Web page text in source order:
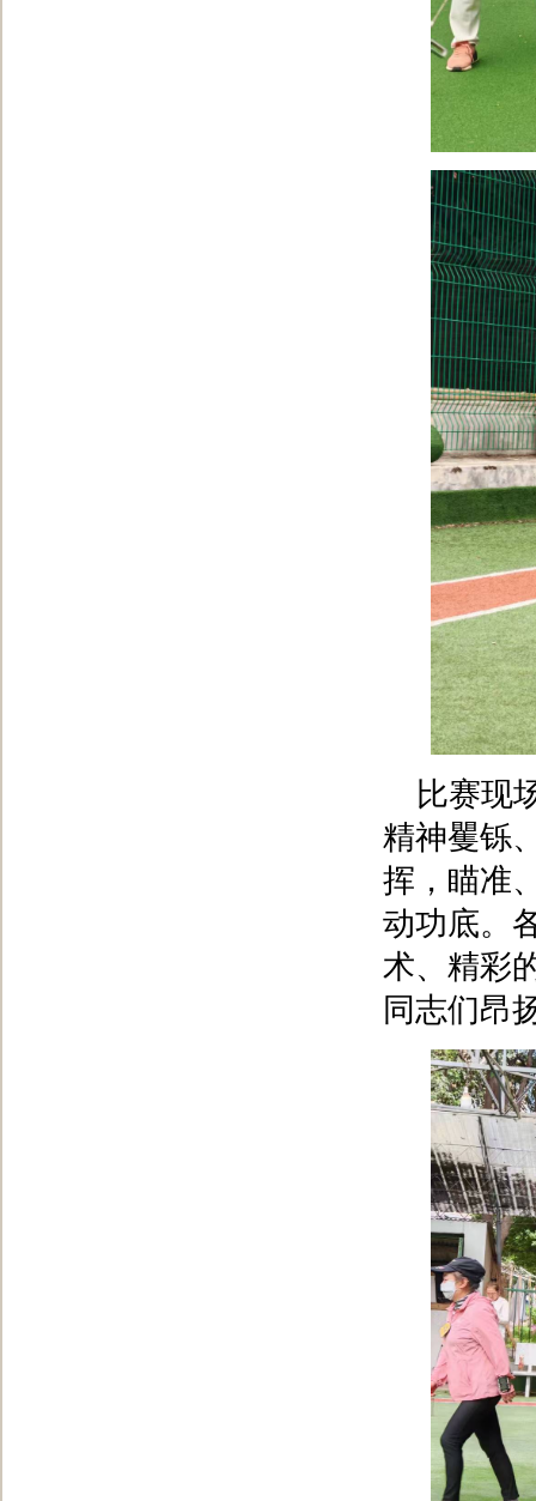
比赛现
精神矍铄
挥，瞄准
动功底。
术、精彩
同志们昂